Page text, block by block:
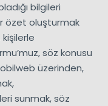
bilgileri
özet oluşturmak
söz konusu
üzerinden,
sunmak, söz